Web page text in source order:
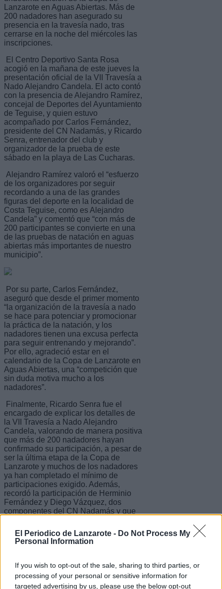
El Periodico de Lanzarote - Do Not Process My
Personal Information
If you wish to opt-out of the sale, sharing to third parties, or
processing of your personal or sensitive information for
targeted advertising by us, please use the below opt-out
Lanzarote en Aguas Abiertas. Más de
200 nadadores han asegurado su
presencia en la travesía nado, tras
cerrarse en la noche del miércoles las
inscripciones.
El Centro Deportivo Santa Rosa
acogió en la mañana de este jueves la
presentación oficial de la VII Travesía a
Nado Alejandro Candela. El acto contó
con la presencia de Alejandro Ramírez,
concejal de Deportes del Ayuntamiento
de Teguise, y quien estuvo
acompañado por Carlos Fernández,
presidente del CN Nadamás, y Ricardo
Senra, entrenador del club y
organizador de la prueba de este
sábado en la playa de Las Cucharas.
Alejandro Ramírez valoró el “esfuerzo
de los organizadores por seguir
recordando a una de las grandes
figuras del deporte en la localidad de
Costa Teguise, como es Alejandro
Candela” y comentó que “con más de
200 participantes se convierte en una
de las pruebas de natación en aguas
abiertas más importantes de nuestro
municipio”.
Por su parte, Carlos Fernández,
aseguró que desde el primer momento
“la organización de la travesía a nado
se hace para potenciar y promocionar
la práctica de la natación, y los
nadadores tienen una excusa perfecta
para seguir entrenando y mejorando”.
Por ello, agradeció estar en el
calendario de la Copa de Lanzarote en
Aguas Abiertas, una “competición que
sin duda motiva mucho a los
nadadores”.
Finalmente, Ricardo Senra fue el
encargado de explicar los detalles de
la VII Travesía a Nado Alejandro
Candela, valorando de manera positiva
que más de 200 nadadores hayan
confirmado su participación, a pesar de
ser la última etapa de la Copa de
Lanzarote y muchos de los nadadores
ya han completado el mínimo de
participaciones exigido. Además,
recordó la participación de Herminio
Fernández y Diego Vázquez, dos
componentes del CN Nadamás y que
campeones de España.
La VII Travesía a Nado Alejandro
jornada del viernes con la recogida de
dorsales en el Centro Deportivo Santa
Rosa, en Costa Teguise. La retirada de